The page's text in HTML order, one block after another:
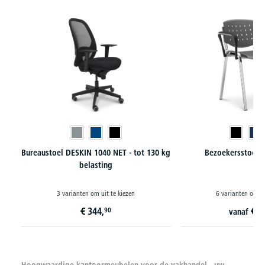
Bureaustoel DESKIN 1040 NET - tot 130 kg
belasting
3 varianten om uit te kiezen
€ 344,90
Bezoekersstoel
6 varianten om
vanaf €